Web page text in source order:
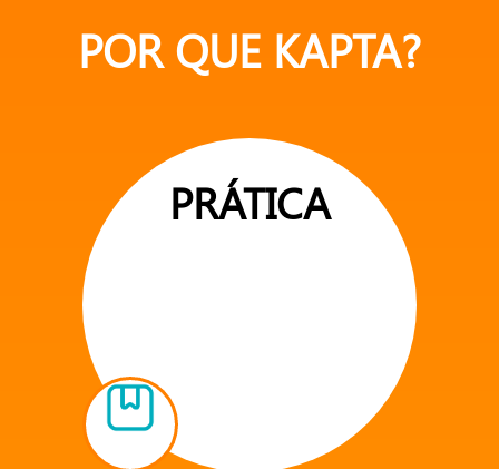
POR QUE KAPTA?
PRÁTICA